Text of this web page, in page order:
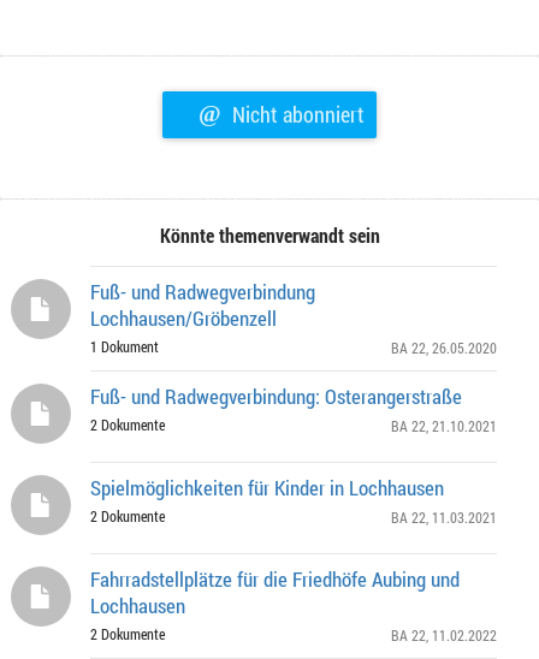
@ Nicht abonniert
Könnte themenverwandt sein
Fuß- und Radwegverbindung
Lochhausen/Gröbenzell
1 Dokument BA 22 , 26.05.2020
Fuß- und Radwegverbindung: Osterangerstraße
2 Dokumente BA 22 , 21.10.2021
Spielmöglichkeiten für Kinder in Lochhausen
2 Dokumente BA 22 , 11.03.2021
Fahrradstellplätze für die Friedhöfe Aubing und
Lochhausen
2 Dokumente BA 22 , 11.02.2022